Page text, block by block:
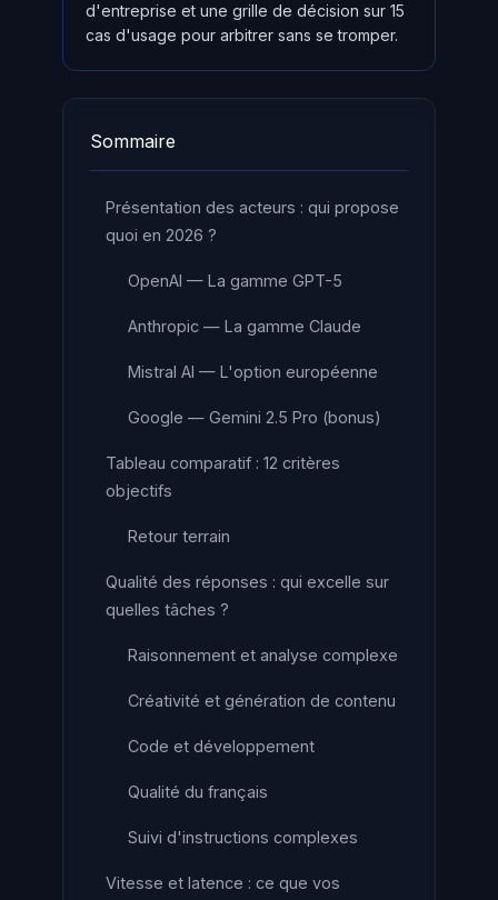
d'entreprise et une grille de décision sur 15
cas d'usage pour arbitrer sans se tromper.
Sommaire
Présentation des acteurs : qui propose
quoi en 2026 ?
OpenAI — La gamme GPT-5
Anthropic — La gamme Claude
Mistral AI — L'option européenne
Google — Gemini 2.5 Pro (bonus)
Tableau comparatif : 12 critères
objectifs
Retour terrain
Qualité des réponses : qui excelle sur
quelles tâches ?
Raisonnement et analyse complexe
Créativité et génération de contenu
Code et développement
Qualité du français
Suivi d'instructions complexes
Vitesse et latence : ce que vos